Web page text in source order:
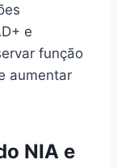
e
função
aumentar
NIA e